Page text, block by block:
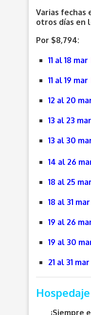
Varias fechas
otros días en
Por $8,794:
11 al 18 mar
11 al 19 mar
12 al 20
13 al 23 mar
13 al 30
14 al 26
18 al 25 mar
18 al 31 mar
19 al 26
19 al 30
21 al 31 mar
Hospedaje
¡Siempre